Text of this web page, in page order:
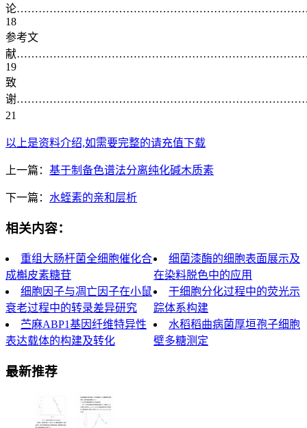
论
18
参考文
献
19
致
谢
21
以上是资料介绍,如需要完整的请充值下载
上一篇： 基于制备色谱法分离纯化碱木质素
下一篇： 水蛭素的亲和层析
相关内容：
重组大肠杆菌全细胞催化合
成槲皮素糖苷
细菌漆酶的细胞表面展示及
在染料脱色中的应用
细胞因子与凋亡因子在小鼠
衰老过程中的转录差异研究
干细胞分化过程中的荧光示
踪体系构建
苎麻ABP1基因纤维特异性
表达载体的构建及转化
水稻稻曲病菌厚垣孢子细胞
壁多糖测定
最新推荐